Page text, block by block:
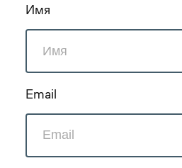
Имя
Email